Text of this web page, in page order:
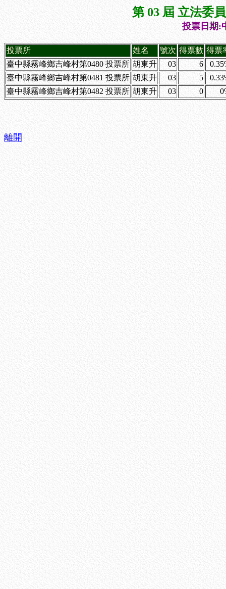
第 03 屆 立法委
投票日期:
投票所 姓名 號次 得票數 得票
臺中縣霧峰鄉吉峰村第0480 投票所 胡東升 03 6
臺中縣霧峰鄉吉峰村第0481 投票所 胡東升 03 5
臺中縣霧峰鄉吉峰村第0482 投票所 胡東升 03 0
離開